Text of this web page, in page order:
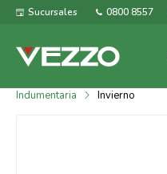
Sucursales 0800 8557
Indumentaria Invierno